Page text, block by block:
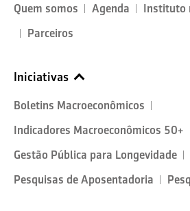
Quem somos Agenda Instituto
Parceiros
Iniciativas
Boletins Macroeconômicos
Indicadores Macroeconômicos 50+
Gestão Pública para Longevidade
Pesquisas de Aposentadoria